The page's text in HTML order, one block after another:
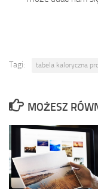
Tagi: tabela kaloryczna
MOŻESZ